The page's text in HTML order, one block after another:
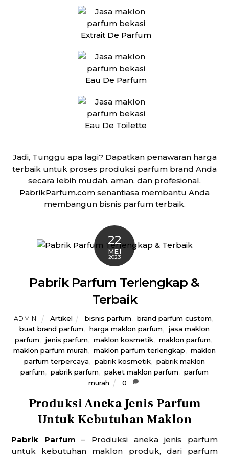
Extrait De Parfum
Eau De Parfum
Eau De Toilette
Jadi, Tunggu apa lagi? Dapatkan penawaran harga
terbaik untuk proses produksi parfum brand Anda
secara lebih mudah, aman, dan profesional.
PabrikParfum.com senantiasa membantu Anda
membangun bisnis parfum terbaik.
22
MEI
2023
Pabrik Parfum Terlengkap &
Terbaik
ADMIN Artikel bisnis parfum brand parfum custom
buat brand parfum
harga maklon parfum
jasa maklon
parfum
jenis parfum maklon kosmetik maklon parfum
maklon parfum murah
maklon parfum terlengkap
maklon
parfum terpercaya
pabrik kosmetik
pabrik maklon
parfum
pabrik parfum paket maklon parfum
parfum
murah
0
Produksi Aneka Jenis Parfum
Untuk Kebutuhan Maklon
Pabrik Parfum – Produksi aneka jenis parfum
untuk kebutuhan maklon produk, dari parfum